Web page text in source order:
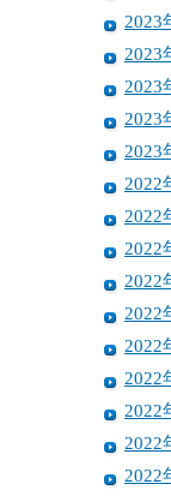
2023
2023
2023
2023
2023
2022
2022
2022
2022
2022
2022
2022
2022
2022
2022